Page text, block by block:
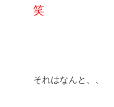
笑
それはなんと、、